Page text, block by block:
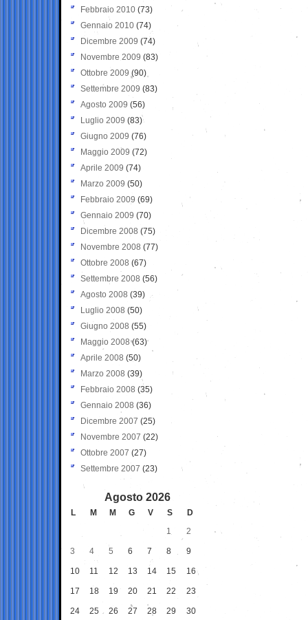
Febbraio 2010 (73)
Gennaio 2010 (74)
Dicembre 2009 (74)
Novembre 2009 (83)
Ottobre 2009 (90)
Settembre 2009 (83)
Agosto 2009 (56)
Luglio 2009 (83)
Giugno 2009 (76)
Maggio 2009 (72)
Aprile 2009 (74)
Marzo 2009 (50)
Febbraio 2009 (69)
Gennaio 2009 (70)
Dicembre 2008 (75)
Novembre 2008 (77)
Ottobre 2008 (67)
Settembre 2008 (56)
Agosto 2008 (39)
Luglio 2008 (50)
Giugno 2008 (55)
Maggio 2008(63)
Aprile 2008 (50)
Marzo 2008 (39)
Febbraio 2008 (35)
Gennaio 2008 (36)
Dicembre 2007 (25)
Novembre 2007 (22)
Ottobre 2007 (27)
Settembre 2007 (23)
Agosto 2026
L M M G V S
D
1
2
3 4 5 6 7 8 9
10 11 12 13 14 15 16
17 18 19 20 21 22 23
24 25 26 27 28 29 30